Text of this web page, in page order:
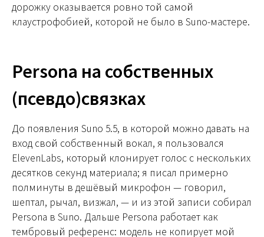
дорожку оказывается ровно той самой
клаустрофобией, которой не было в Suno-мастере.
Persona на собственных
(псевдо)связках
До появления Suno 5.5, в которой можно давать на
вход свой собственный вокал, я пользовался
ElevenLabs, который клонирует голос с нескольких
десятков секунд материала; я писал примерно
полминуты в дешёвый микрофон — говорил,
шептал, рычал, визжал, — и из этой записи собирал
Persona в Suno. Дальше Persona работает как
тембровый референс: модель не копирует мой